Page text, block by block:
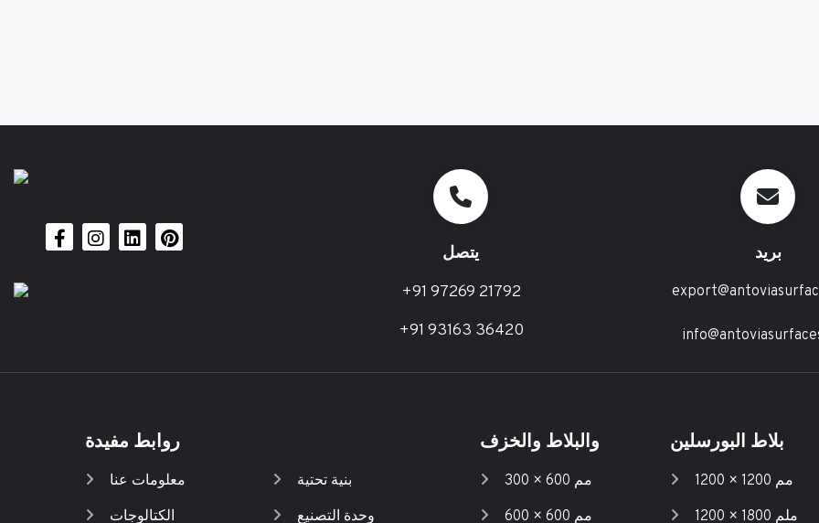
يتصل
+91 97269 21792
+91 93163 36420
بريد
روابط مفيدة
معلومات عنا
الكتالوجات
بنية تحتية
وحدة التصنيع
والبلاط والخزف
300 × 600 مم
600 × 600 مم
بلاط البورسلين
1200 × 1200 مم
1200 × 1800 ملم